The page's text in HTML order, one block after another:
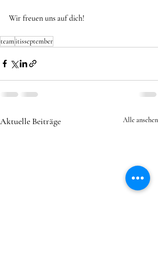
Wir freuen uns auf dich!
team itisseptember
Aktuelle Beiträge Alle ansehen